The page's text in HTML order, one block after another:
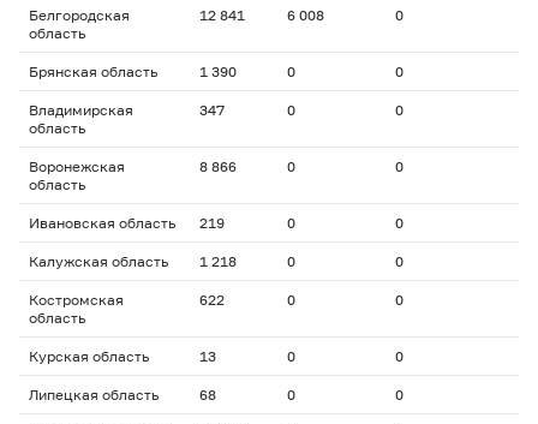
Белгородская
область
12 841 6 008 0
Брянская область 1 390 0 0
Владимирская
область
347 0 0
Воронежская
область
8 866 0 0
Ивановская область 219 0 0
Калужская область 1 218 0 0
Костромская
область
622 0 0
Курская область 13 0 0
Липецкая область 68 0 0